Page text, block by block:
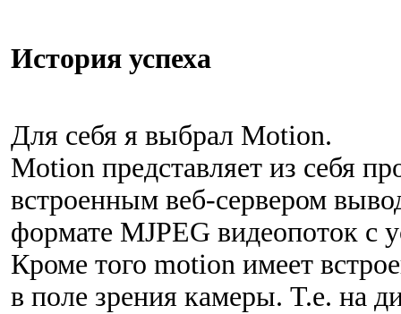
История успеха
Для себя я выбрал Motion.
Motion представляет из себя
встроенным веб-сервером
формате MJPEG видеопоток с
Кроме того motion имеет
в поле зрения камеры. Т.е. на